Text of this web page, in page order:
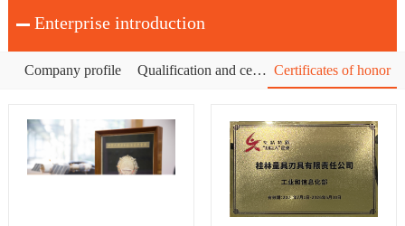
Enterprise introduction
Company profile Qualification and certification Certificates of honor